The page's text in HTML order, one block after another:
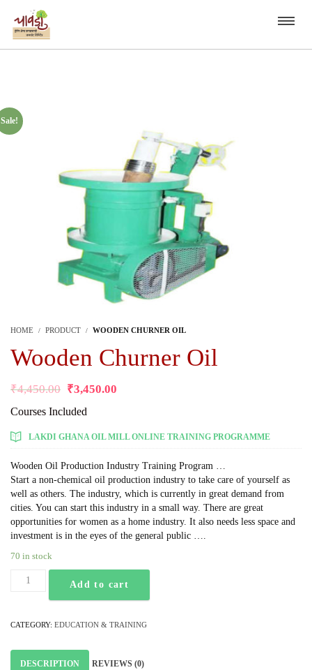
Sale!
HOME PRODUCT WOODEN CHURNER OIL
Wooden Churner Oil
₹4,450.00 ₹3,450.00
Courses Included
LAKDI GHANA OIL MILL ONLINE TRAINING PROGRAMME
Wooden Oil Production Industry Training Program …
Start a non-chemical oil production industry to take care of yourself as
well as others. The industry, which is currently in great demand from
cities. You can start this industry in a small way. There are great
opportunities for women as a home industry. It also needs less space and
investment is in the eyes of the general public ….
70 in stock
Add to cart
CATEGORY: EDUCATION & TRAINING
DESCRIPTION REVIEWS (0)